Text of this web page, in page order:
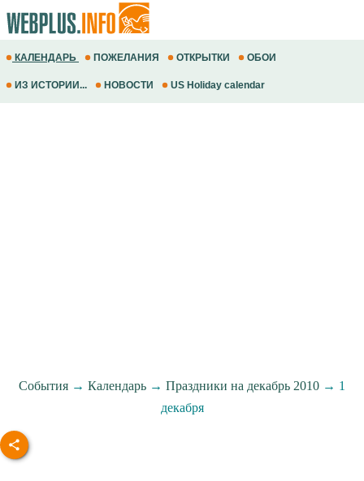
КАЛЕНДАРЬ ПОЖЕЛАНИЯ ОТКРЫТКИ ОБОИ
ИЗ ИСТОРИИ... НОВОСТИ US Holiday calendar
События → Календарь → Праздники на декабрь 2010 → 1
декабря